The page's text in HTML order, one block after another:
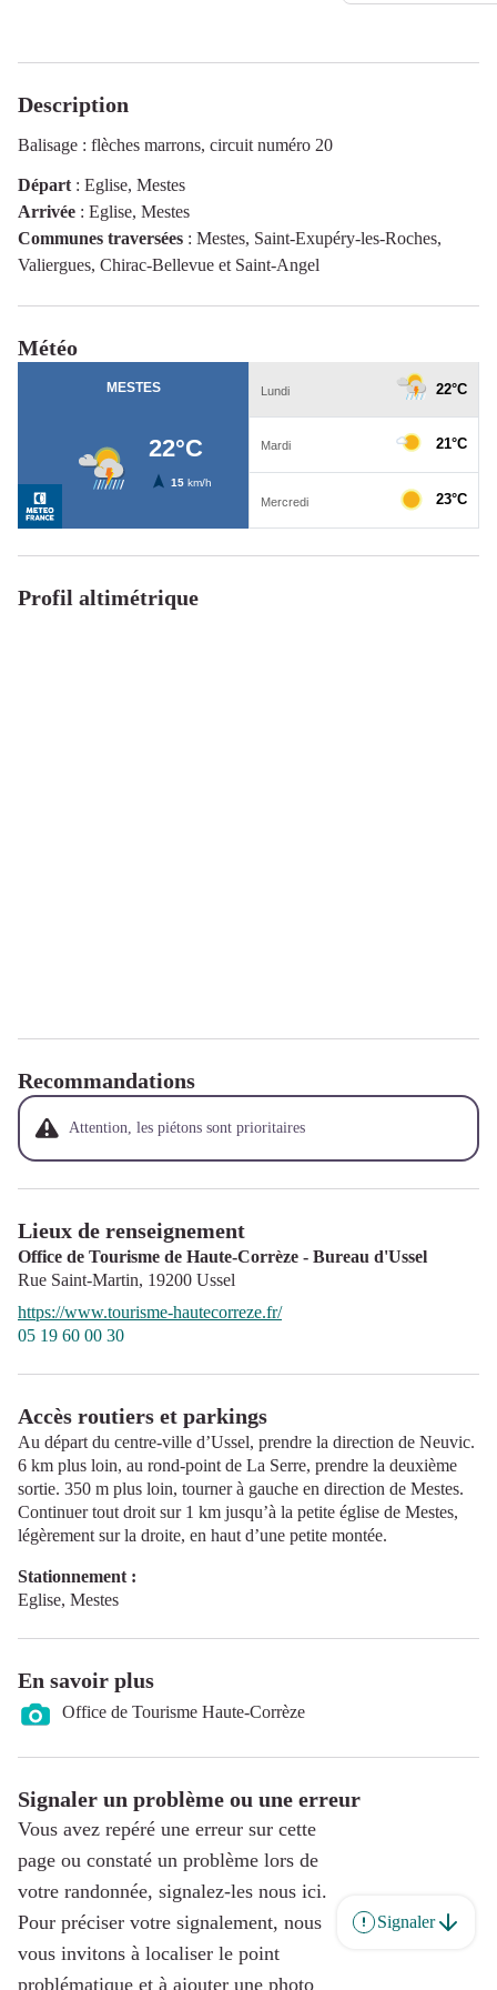
Description
Balisage : flèches marrons, circuit numéro 20
Départ : Eglise, Mestes
Arrivée : Eglise, Mestes
Communes traversées : Mestes, Saint-Exupéry-les-Roches,
Valiergues, Chirac-Bellevue et Saint-Angel
Météo
Profil altimétrique
Recommandations
Attention, les piétons sont prioritaires
Lieux de renseignement
Office de Tourisme de Haute-Corrèze - Bureau d'Ussel
Rue Saint-Martin, 19200 Ussel
https://www.tourisme-hautecorreze.fr/
05 19 60 00 30
Accès routiers et parkings
Au départ du centre-ville d’Ussel, prendre la direction de Neuvic.
6 km plus loin, au rond-point de La Serre, prendre la deuxième
sortie. 350 m plus loin, tourner à gauche en direction de Mestes.
Continuer tout droit sur 1 km jusqu’à la petite église de Mestes,
légèrement sur la droite, en haut d’une petite montée.
Stationnement :
Eglise, Mestes
En savoir plus
Office de Tourisme Haute-Corrèze
Signaler un problème ou une erreur
Vous avez repéré une erreur sur cette
page ou constaté un problème lors de
votre randonnée, signalez-les nous ici.
Pour préciser votre signalement, nous
vous invitons à localiser le point
problématique et à ajouter une photo
Signaler